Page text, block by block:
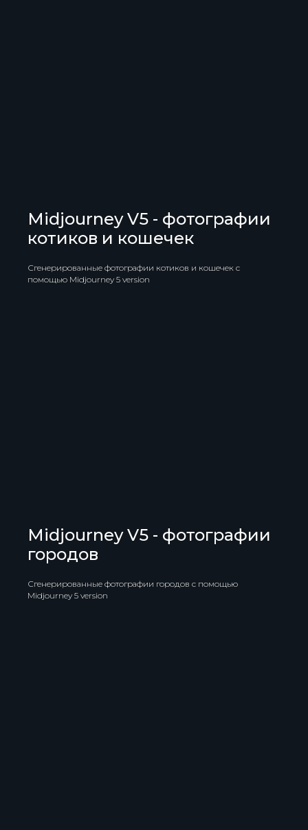
Midjourney V5 - фотографии
котиков и кошечек
Сгенерированные фотографии котиков и кошечек с
помощью Midjourney 5 version
Midjourney V5 - фотографии
городов
Сгенерированные фотографии городов с помощью
Midjourney 5 version